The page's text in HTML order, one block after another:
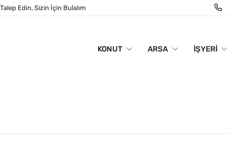
Talep Edin, Sizin İçin Bulalım
KONUT ARSA İŞYERI